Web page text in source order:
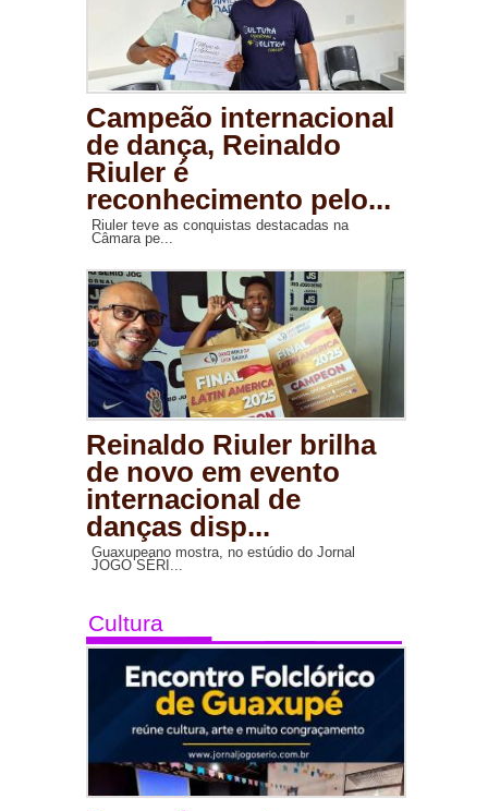
Campeão internacional
de dança, Reinaldo
Riuler é
reconhecimento pelo...
Riuler teve as conquistas destacadas na
Câmara pe...
Reinaldo Riuler brilha
de novo em evento
internacional de
danças disp...
Guaxupeano mostra, no estúdio do Jornal
JOGO SÉRI...
Cultura